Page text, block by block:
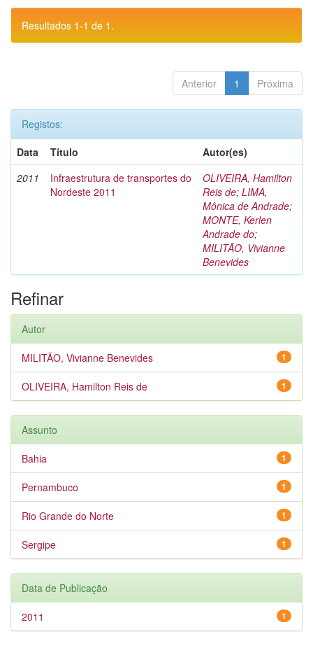
Resultados 1-1 de 1.
Anterior 1 Próxima
Registos:
Data
Título
Autor(es)
2011
Infraestrutura de transportes do
Nordeste 2011
OLIVEIRA, Hamilton
Reis de; LIMA,
Mônica de Andrade;
MONTE, Kerlen
Andrade do;
MILITÃO, Vivianne
Benevides
Refinar
Autor
1
MILITÃO, Vivianne Benevides
1
OLIVEIRA, Hamilton Reis de
Assunto
1
Bahia
1
Pernambuco
1
Rio Grande do Norte
1
Sergipe
Data de Publicação
1
2011